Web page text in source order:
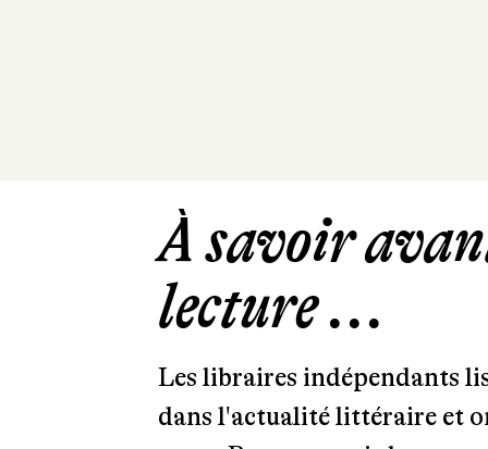
À savoir
lecture ...
Les libraires indépendants
dans l'actualité littéraire et